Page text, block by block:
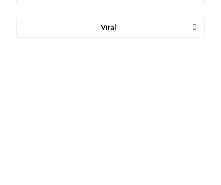
Viral